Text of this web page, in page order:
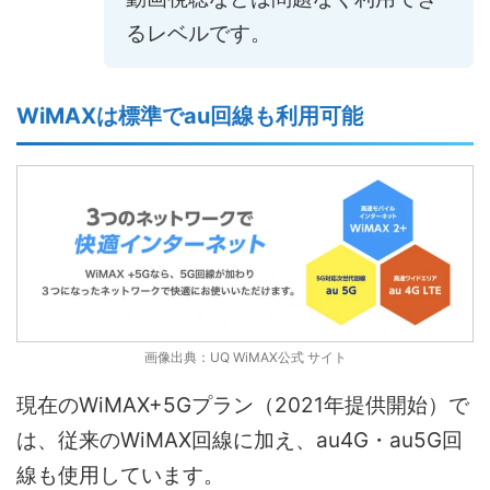
るレベルです。
WiMAXは標準でau回線も利用可能
画像出典：UQ WiMAX公式 サイト
現在のWiMAX+5Gプラン（2021年提供開始）で
は、従来のWiMAX回線に加え、au4G・au5G回
線も使用しています。